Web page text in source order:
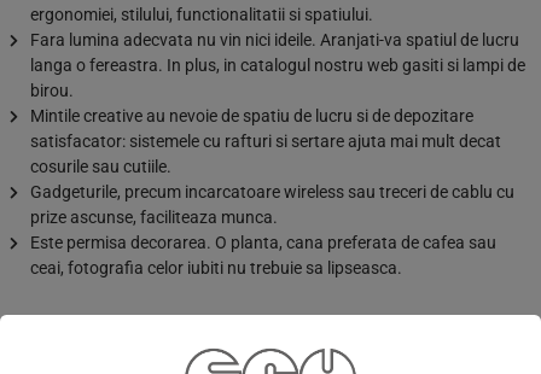
ergonomiei, stilului, functionalitatii si spatiului.
Fara lumina adecvata nu vin nici ideile. Aranjati-va spatiul de lucru
langa o fereastra. In plus, in catalogul nostru web gasiti si lampi de
birou.
Mintile creative au nevoie de spatiu de lucru si de depozitare
satisfacator: sistemele cu rafturi si sertare ajuta mai mult decat
cosurile sau cutiile.
Gadgeturile, precum incarcatoare wireless sau treceri de cablu cu
prize ascunse, faciliteaza munca.
Este permisa decorarea. O planta, cana preferata de cafea sau
ceai, fotografia celor iubiti nu trebuie sa lipseasca.
Cadre pentru masa si birou